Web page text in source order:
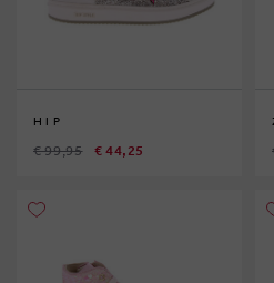
HIP
€ 99,95 € 44,25